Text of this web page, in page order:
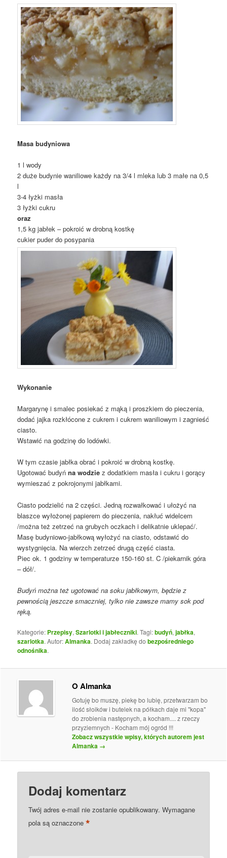
Masa budyniowa
1 l wody
2 duże budynie waniliowe każdy na 3/4 l mleka lub 3 małe na 0,5
l
3-4 łyżki masła
3 łyżki cukru
oraz
1,5 kg jabłek – pokroić w drobną kostkę
cukier puder do posypania
Wykonanie
Margarynę i smalec posiekać z mąką i proszkiem do pieczenia,
dodać jajka rozkłócone z cukrem i cukrem waniliowym i zagnieść
ciasto.
Wstawić na godzinę do lodówki.
W tym czasie jabłka obrać i pokroić w drobną kostkę.
Ugotować budyńna wodzie z dodatkiem masła i cukru i gorący
wymieszać z pokrojonymi jabłkami.
Ciasto podzielić na 2 części. Jedną rozwałkować i ułożyć na
blaszce wyłożonej papierem do pieczenia, nakłuć widelcem
/można też zetrzeć na grubych oczkach i delikatnie uklepać/.
Masę budyniowo-jabłkową wyłożyć na ciasto, odstawić do
wystygnięcia. Na wierzch zetrzeć drugą część ciasta.
Piec ok. 1 godziny w temperaturze 150-160 st. C /piekarnik góra
– dół/.
Budyń można też ugotować na soku jabłkowym, będzie z
pewnością jeszcze smaczniej, tylko nie zawsze mamy sok pod
ręką.
Kategorie: Przepisy,Szarlotki i jabłeczniki. Tagi:budyń,jabłka,
szarlotka. Autor:Almanka. Dodaj zakładkę dobezpośredniego
odnośnika.
O Almanka
Gotuję bo muszę, piekę bo lubię, przetwarzam bo
ilość słoików i butelek na półkach daje mi "kopa"
do zrobienia następnych, a kocham.... z rzeczy
przyziemnych - Kocham mój ogród !!!
Zobacz wszystkie wpisy, których autorem jest
Almanka →
Dodaj komentarz
Twój adres e-mail nie zostanie opublikowany. Wymagane
pola są oznaczone*